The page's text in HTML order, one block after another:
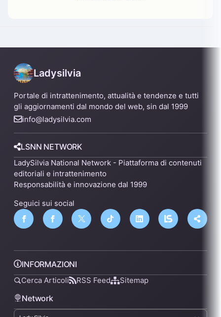
Ladysilvia
Portale di intrattenimento, attualità e tendenze e tutti
gli aggiornamenti dal mondo del web, sin dal 1999
info@ladysilvia.com
LSNN NETWORK
LadySilvia National Network - Piattaforma di contenuti
editoriali e intrattenimento
Responsabilità e innovazione dal 1999
Seguici sui social
INFORMAZIONI
Cerca Articoli RSS Feed Sitemap
Network